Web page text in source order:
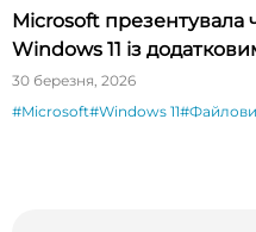
Microsoft презентувала
Windows 11 із
30 березня, 2026
#Microsoft#Windows 11